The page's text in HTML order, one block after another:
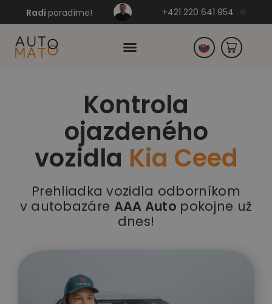
Radi poradíme! +421 220 641 954
Kontrola
ojazdeného
vozidla Kia Ceed
Prehliadka vozidla odborníkom
v autobazáre AAA Auto pokojne už
dnes!